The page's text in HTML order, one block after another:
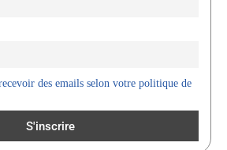
des emails selon votre politique de